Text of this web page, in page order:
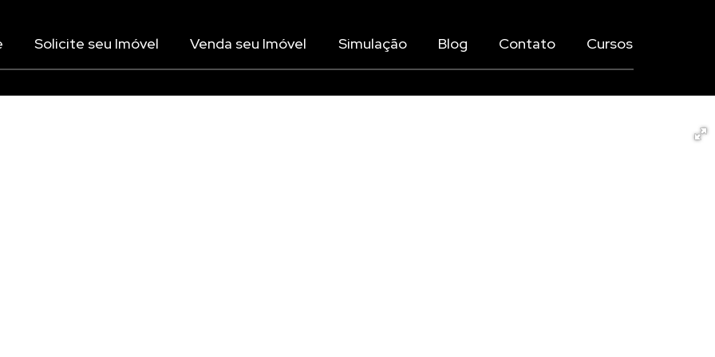
Cursos
Contato
Blog
Simulação
Venda seu Imóvel
Solicite seu Imóvel